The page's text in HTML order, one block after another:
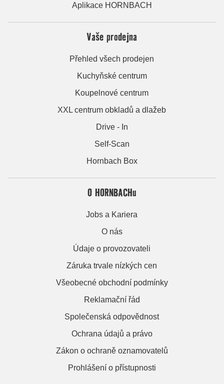
Aplikace HORNBACH
Vaše prodejna
Přehled všech prodejen
Kuchyňské centrum
Koupelnové centrum
XXL centrum obkladů a dlažeb
Drive - In
Self-Scan
Hornbach Box
O HORNBACHu
Jobs a Kariera
O nás
Údaje o provozovateli
Záruka trvale nízkých cen
Všeobecné obchodní podmínky
Reklamační řád
Společenská odpovědnost
Ochrana údajů a právo
Zákon o ochraně oznamovatelů
Prohlášení o přístupnosti